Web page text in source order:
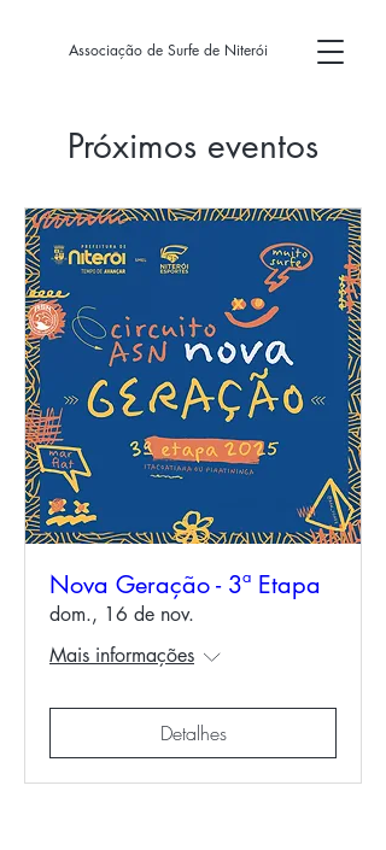
Associação de Surfe de Niterói
Próximos eventos
Nova Geração - 3ª Etapa
dom., 16 de nov.
Mais informações
Detalhes